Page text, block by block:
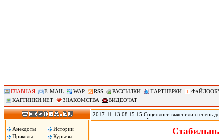
ГЛАВНАЯ E-MAIL WAP RSS РАССЫЛКИ ПАРТНЕРКИ
КАРТИНКИ.NET
ЗНАКОМСТВА ВИДЕОЧАТ
Анекдоты
Истории
Приколы
Курьезы
2017-11-13 08:15:15 Социологи выяснили степень
журналистам и полицейским, следует из
полицейские – 3,12 баллов. При этом 40% заявили,